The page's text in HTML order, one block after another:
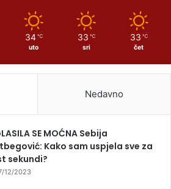
34 ℃
uto
33 ℃
sri
33 ℃
čet
Nedavno
SE MOĆNA Sebija
Kako sam uspjela sve za
sekundi?
12/2023